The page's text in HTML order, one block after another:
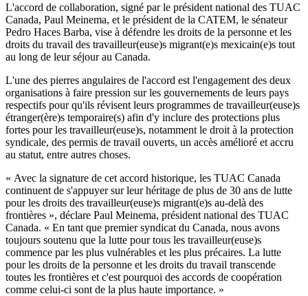
L'accord de collaboration, signé par le président national des TUAC
Canada, Paul Meinema, et le président de la CATEM, le sénateur
Pedro Haces Barba, vise à défendre les droits de la personne et les
droits du travail des travailleur(euse)s migrant(e)s mexicain(e)s tout
au long de leur séjour au Canada.
L'une des pierres angulaires de l'accord est l'engagement des deux
organisations à faire pression sur les gouvernements de leurs pays
respectifs pour qu'ils révisent leurs programmes de travailleur(euse)s
étranger(ère)s temporaire(s) afin d'y inclure des protections plus
fortes pour les travailleur(euse)s, notamment le droit à la protection
syndicale, des permis de travail ouverts, un accès amélioré et accru
au statut, entre autres choses.
« Avec la signature de cet accord historique, les TUAC Canada
continuent de s'appuyer sur leur héritage de plus de 30 ans de lutte
pour les droits des travailleur(euse)s migrant(e)s au-delà des
frontières », déclare Paul Meinema, président national des TUAC
Canada. « En tant que premier syndicat du Canada, nous avons
toujours soutenu que la lutte pour tous les travailleur(euse)s
commence par les plus vulnérables et les plus précaires. La lutte
pour les droits de la personne et les droits du travail transcende
toutes les frontières et c'est pourquoi des accords de coopération
comme celui-ci sont de la plus haute importance. »